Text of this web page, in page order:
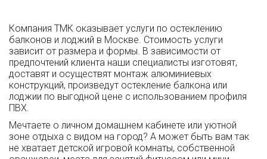
Компания ТМК оказывает услуги по остеклению
балконов и лоджий в Москве. Стоимость услуги
зависит от размера и формы. В зависимости от
предпочтений клиента наши специалисты изготовят,
доставят и осуществят монтаж алюминиевых
конструкций, произведут остекление балкона или
лоджии по выгодной цене с использованием профиля
ПВХ.
Мечтаете о личном домашнем кабинете или уютной
зоне отдыха с видом на город? А может быть вам так
не хватает детской игровой комнаты, собственной